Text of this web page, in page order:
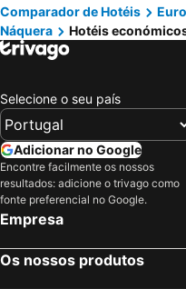
Hotel Barú
Exe Puerto de Sagunto
Hotel Sundos Feria Valencia
Hotel Olympia Ronda II
Posadas De España Paterna
AZZ Valencia Congress Hotel & Spa
AZZ Valencia Táctica Hotel
Micampus Burjassot Parque Student Residence
Meraki Beach Hotel - Only Adults
Hotel Sagunto
Comparador de Hotéis
Náquera
Hotéis
Selecione o seu país
Adicionar no Google
Encontre facilmente os nossos
resultados: adicione o trivago como
fonte preferencial no Google.
Empresa
Os nossos produtos